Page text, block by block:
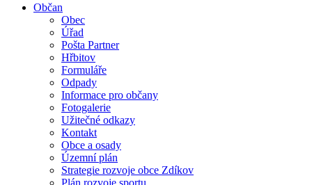
Občan
Obec
Úřad
Pošta Partner
Hřbitov
Formuláře
Odpady
Informace pro občany
Fotogalerie
Užitečné odkazy
Kontakt
Obce a osady
Územní plán
Strategie rozvoje obce Zdíkov
Plán rozvoje sportu